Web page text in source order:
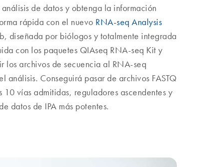
de datos y obtenga la información
rápida con el nuevo RNA-seq Analysis
diseñada por biólogos y totalmente integrada
con los paquetes QIAseq RNA-seq Kit y
los archivos de secuencia al RNA-seq
análisis. Conseguirá pasar de archivos FASTQ
vías admitidas, reguladores ascendentes y
datos de IPA más potentes.